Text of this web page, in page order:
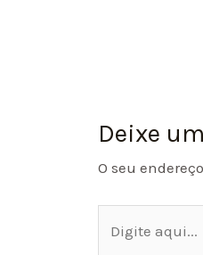
Deixe
O seu
aqui...